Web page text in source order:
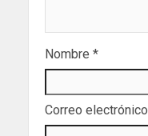
Nombre *
Correo electrónico